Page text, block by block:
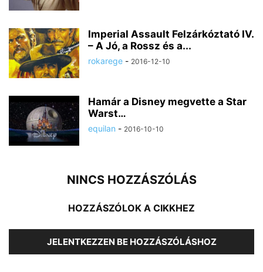
Imperial Assault Felzárkóztató IV.
– A Jó, a Rossz és a...
rokarege - 2016-12-10
Hamár a Disney megvette a Star
Warst…
equilan - 2016-10-10
NINCS HOZZÁSZÓLÁS
HOZZÁSZÓLOK A CIKKHEZ
JELENTKEZZEN BE HOZZÁSZÓLÁSHOZ